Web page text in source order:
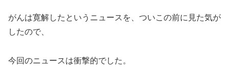
がんは寛解したというニュースを、ついこの前に見た気が
したので、
今回のニュースは衝撃的でした。